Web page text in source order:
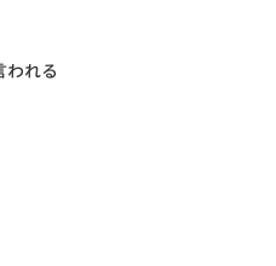
われる